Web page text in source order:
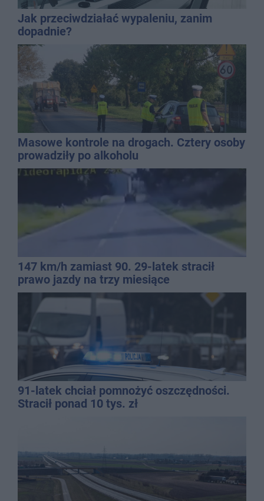
Jak przeciwdziałać wypaleniu, zanim
dopadnie?
Masowe kontrole na drogach. Cztery osoby
prowadziły po alkoholu
147 km/h zamiast 90. 29-latek stracił
prawo jazdy na trzy miesiące
91-latek chciał pomnożyć oszczędności.
Stracił ponad 10 tys. zł